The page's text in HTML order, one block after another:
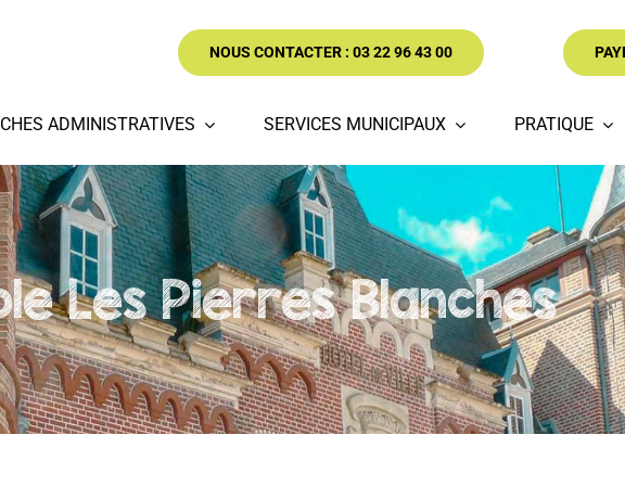
NOUS CONTACTER : 03 22 96 43 00
ADMINISTRATIVES SERVICES MUNICIPAUX PRATIQUE
Les Pierres Blanches